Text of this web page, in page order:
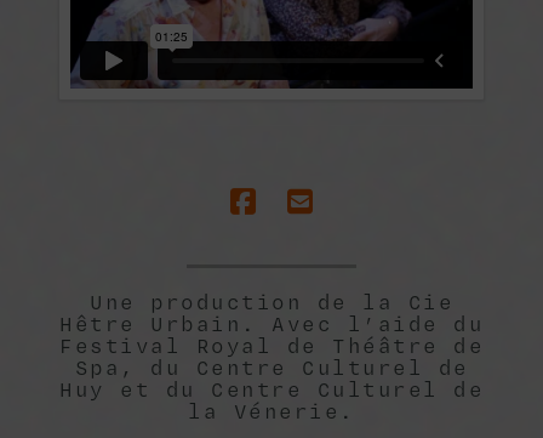
Une production de la Cie
Hêtre Urbain. Avec l’aide du
Festival Royal de Théâtre de
Spa, du Centre Culturel de
Huy et du Centre Culturel de
la Vénerie.